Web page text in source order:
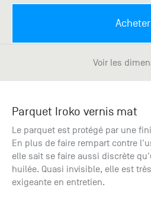
Acheter
Voir les
Parquet Iroko vernis mat
Le parquet est protégé par une
En plus de faire rempart contre
elle sait se faire aussi discrète
huilée. Quasi invisible, elle est
exigeante en entretien.
25, rue
Allendé -
Du lundi
au
samedi
+33 (0)1
30 06 09
22